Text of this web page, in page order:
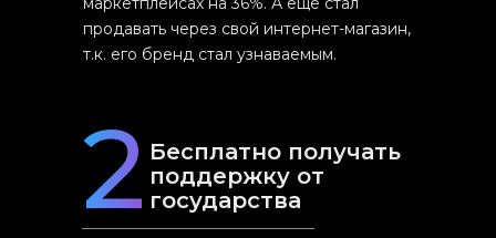
продавать через свой интернет-магазин,
т.к. его бренд стал узнаваемым.
2 Бесплатно получать
поддержку от
государства